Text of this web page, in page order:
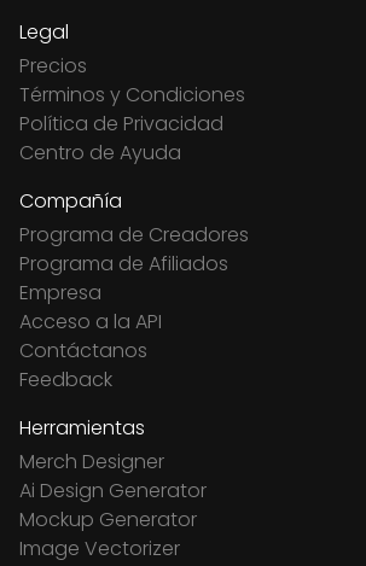
Legal
Precios
Términos y Condiciones
Política de Privacidad
Centro de Ayuda
Compañía
Programa de Creadores
Programa de Afiliados
Empresa
Acceso a la API
Contáctanos
Feedback
Herramientas
Merch Designer
Ai Design Generator
Mockup Generator
Image Vectorizer